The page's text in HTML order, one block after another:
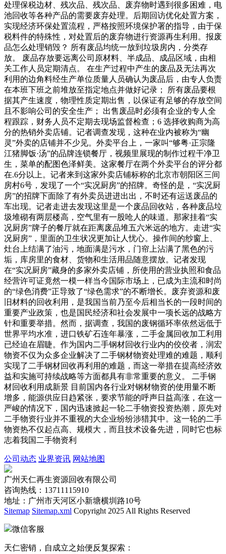
处理保税边材、残次品、残次品、废弃物时遇到很多困难，电
池回收等各种产品的需要废弃处理。后期回访优化处置方案，
实现经济环保处置流程，严格按照环境保护署的指导，由于保
税料件的特殊性，对处置后的废弃物进行资源再生利用。报废
品怎么处理销毁？ 所有废品均统一放到垃圾房内，分类存
放。 废品存放要远离公司原材料、半成品、成品区域，由相
关工作人员定期清点。 在生产过程中产生的废品及无法再次
利用的边角料经生产单位质量人员确认为废品后，由专人负责
在本班下班之前堆放至指定地点并做好记录； 所有废品要根
据其产生速度，物理性质定期出售，以保证有足够的存放空间
且不影响公司的安全生产； 出售废品时必须有企业的专人全
程跟踪，财务人员不定期去现场监督检查；6 选择收购商为高
分的热销外卖店铺。记者调查发现，这种在业内被称为“幽
灵”外卖的店铺并不少见。外卖平台上，一家叫“够粤·正宗隆
江猪脚饭·汤”的品牌连锁餐厅，视频里展现的制作过程干净卫
生，菜单的配图色泽鲜美。这家餐厅在两个外卖平台的评分都
在.6分以上。记者来到这家外卖店铺标称的北京市朝阳区三间
房村6号，发现了一个“实况厨房”的招牌。奇怪的是，“实况厨
房”的招牌下面除了有外卖员进进出出，不时还有运送废品的
车出现。记者走进去发现这里是一个废品回收站，各种废品垃
圾堆砌有两层楼高，空气里有一股呛人的味道。那家挂着“实
况厨房”牌子的餐厅就在距离废品堆五六米远的地方。走进“实
况厨房”，里面的卫生状况更加让人忧心。操作间的纱窗上、
灶台上结满了油污，地面满是污水，门帘上沾满了黑色的污
垢，库房里的食材、货物和生活用品随意摆放。记者发现
在“实况厨房”藏身的多家外卖店铺，所使用的营业执照和食品
经营许可证竟然一模一样当今国际市场上，已成为主流和时尚
的“绿色消费”正导致了“绿色需求”的不断增长。废弃资源和废
旧材料的回收利用，是我国当前乃至今后相当长的一段时间的
重要产业政策，也是国民经济和社会发展中一项长远的战略方
针和重要举措。然而，据调查，我国的废钢循环率依然远低于
世界平均水准，进口铁矿石连年暴涨，二手金属回收加工利用
已经迫在眉睫。作为国内二手钢材回收行业内的佼佼者，润宏
物资不仅为众多企业解决了二手钢材物资处理难的难题，顺利
实现了二手钢材回收再利用的难题，而这一举措在提高经济效
益和实施可持续战略等方面都具有非常重要的意义。 二手钢
材回收利用成新景 目前国内各行业对钢材物资的使用量不断
增多，能源供应日趋紧张，要求节能的呼声日益高涨，在这一
严峻的情况下，国内迅速掀起一轮二手物资投资热潮，原先对
二手物资行业并不重视的大企业纷纷涉猎其中。这一轮的二手
物资热不仅起点高、规模大，而且技术设备先进，同时它也标
志着我国二手物资利
公司动态 业界资讯 网站地图
广州天仁再生资源回收有限公司
咨询热线：13711115910
地址：广州市天河区小新塘横圳路10号
Sitemap Sitemap.xml Copyright 2025 All Rights Reserved
微信客服
天仁密销，自成立之始便反复探索：